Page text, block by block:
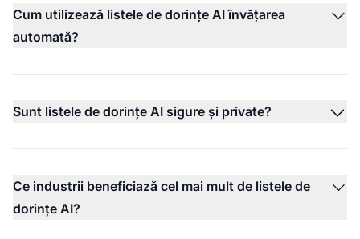
Cum utilizează listele de dorințe AI învățarea
automată?
Sunt listele de dorințe AI sigure și private?
Ce industrii beneficiază cel mai mult de listele de
dorințe AI?